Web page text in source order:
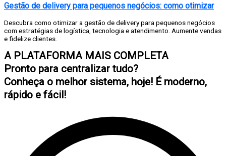
Gestão de delivery para pequenos negócios: como otimizar
Descubra como otimizar a gestão de delivery para pequenos negócios
com estratégias de logística, tecnologia e atendimento. Aumente vendas
e fidelize clientes.
A PLATAFORMA MAIS COMPLETA
Pronto para centralizar tudo?
Conheça o melhor sistema, hoje! É moderno,
rápido e fácil!